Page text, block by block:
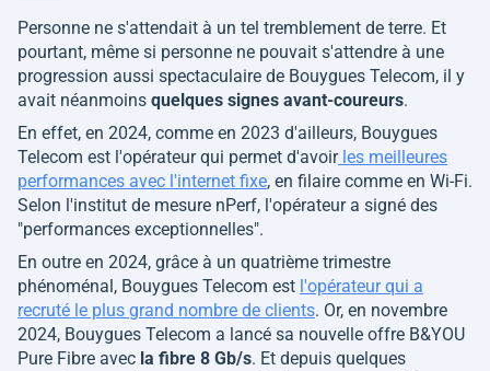
Personne ne s'attendait à un tel tremblement de terre. Et
pourtant, même si personne ne pouvait s'attendre à une
progression aussi spectaculaire de Bouygues Telecom, il y
avait néanmoins quelques signes avant-coureurs.
En effet, en 2024, comme en 2023 d'ailleurs, Bouygues
Telecom est l'opérateur qui permet d'avoirles meilleures
performances avec l'internet fixe, en filaire comme en Wi-Fi.
Selon l'institut de mesure nPerf, l'opérateur a signé des
"performances exceptionnelles".
En outre en 2024, grâce à un quatrième trimestre
phénoménal, Bouygues Telecom est l'opérateur qui a
recruté le plus grand nombre de clients. Or, en novembre
2024, Bouygues Telecom a lancé sa nouvelle offre B&YOU
Pure Fibre avec la fibre 8 Gb/s. Et depuis quelques